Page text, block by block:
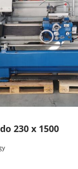
230 x 1500